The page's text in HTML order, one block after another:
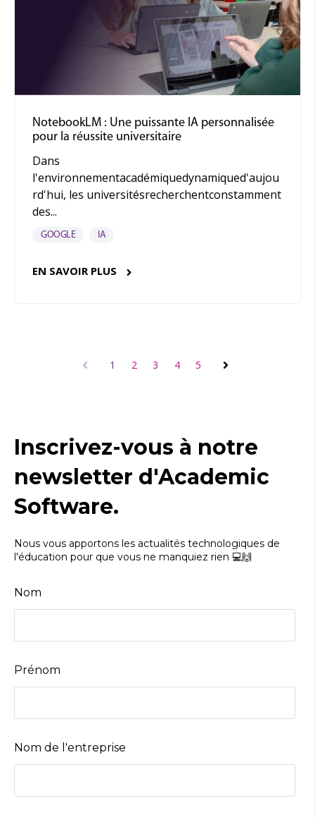
NotebookLM : Une puissante IA personnalisée
pour la réussite universitaire
Dans
l'environnementacadémiquedynamiqued'aujou
rd'hui, les universitésrecherchentconstamment
des...
GOOGLE IA
EN SAVOIR PLUS
Précédente
1 2 3 4 5
Suivante
Inscrivez-vous à notre
newsletter d'Academic
Software.
Nous vous apportons les actualités technologiques de
l'éducation pour que vous ne manquiez rien 💻🙌
Nom
Prénom
Nom de l'entreprise